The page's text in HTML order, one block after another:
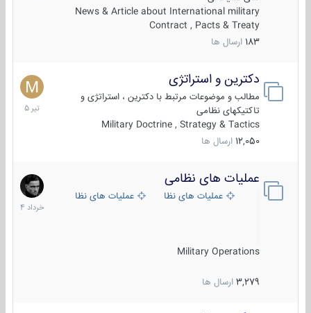
News & Article about International military
Contract , Pacts & Treaty
183 ارسال ها
دکترین و استراتژی
مطالب و موضوعات مرتبط با دکترین ، استراتژی و
تاکتیکهای نظامی
Military Doctrine , Strategy & Tactics
12,050 ارسال ها
27
تیر
1405
عملیات های نظامی
عملیات های نظامی ایرانعملیات های نظامی خارجی
Military Operations
3,279 ارسال ها
5
خرداد
1404